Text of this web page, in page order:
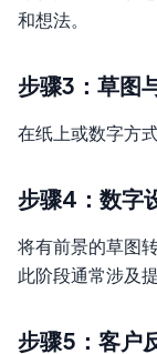
和想法。
步骤3：草图
在纸上或数字方
步骤4：数字
将有前景的草图
此阶段通常涉及
步骤5：客户